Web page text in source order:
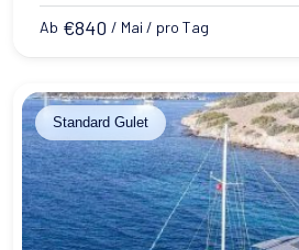
Ab €840 / Mai / pro Tag
Standard Gulet